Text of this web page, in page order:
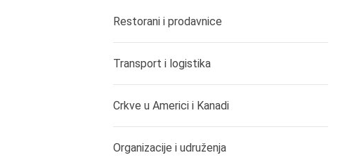
Restorani i prodavnice
Transport i logistika
Crkve u Americi i Kanadi
Organizacije i udruženja